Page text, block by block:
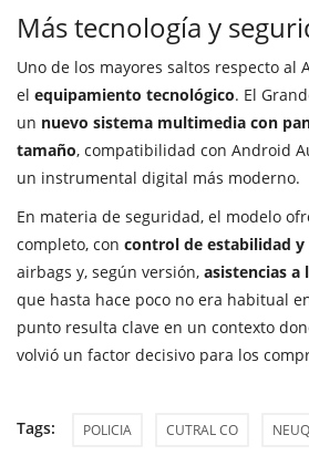
Más tecnología y
Uno de los mayores saltos respecto al
el equipamiento tecnológico. El
un nuevo sistema multimedia con
tamaño, compatibilidad con Android
un instrumental digital más moderno.
En materia de seguridad, el modelo
completo, con control de estabilidad
airbags y, según versión, asistencias a
que hasta hace poco no era habitual
punto resulta clave en un contexto
volvió un factor decisivo para los
Tags: POLICIA CUTRAL CO